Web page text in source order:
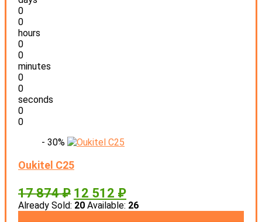
0
0
hours
0
0
minutes
0
0
seconds
0
0
- 30%
Oukitel C25
17 874₽ 12 512 ₽
Already Sold: 20 Available: 26